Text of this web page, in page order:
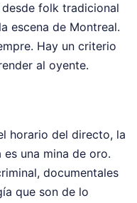
folk tradicional
escena de Montreal.
Hay un criterio
al oyente.
horario del directo, la
una mina de oro.
documentales
que son de lo